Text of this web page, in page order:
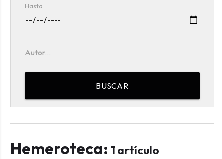
Hasta
Autor
BUSCAR
Hemeroteca: 1 artículo